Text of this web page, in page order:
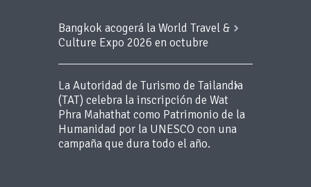
Bangkok acogerá la World Travel &
Culture Expo 2026 en octubre
La Autoridad de Turismo de Tailandia
(TAT) celebra la inscripción de Wat
Phra Mahathat como Patrimonio de la
Humanidad por la UNESCO con una
campaña que dura todo el año.